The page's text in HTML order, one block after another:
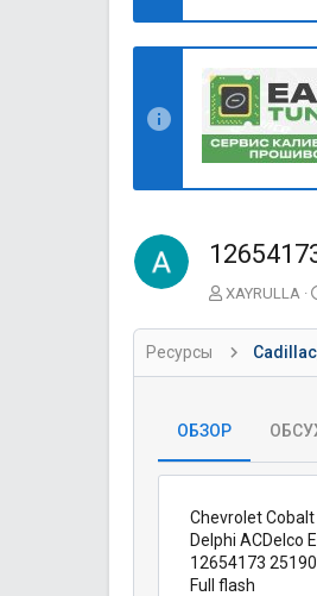
А
т
о
р
XAYRULLA
Ресурсы
ОБЗОР
Chevrolet
Delphi ACDelco
12654173
Full flash